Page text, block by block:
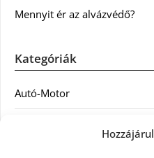
Mennyit ér az alvázvédő?
Kategóriák
Autó-Motor